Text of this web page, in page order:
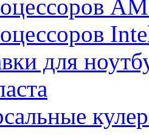
для